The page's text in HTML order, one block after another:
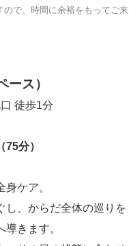
ので、時間に余裕をもってご来
ース）
徒歩1分
分）
ケア。
し、からだ全体の巡りを
きます。